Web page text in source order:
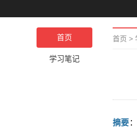
首页
学习笔记
首页 >
摘要